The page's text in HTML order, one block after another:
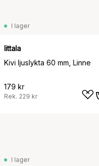
I lager
Iittala
Kivi ljuslykta 60 mm, Linne
179 kr
Rek. 229 kr
I lager